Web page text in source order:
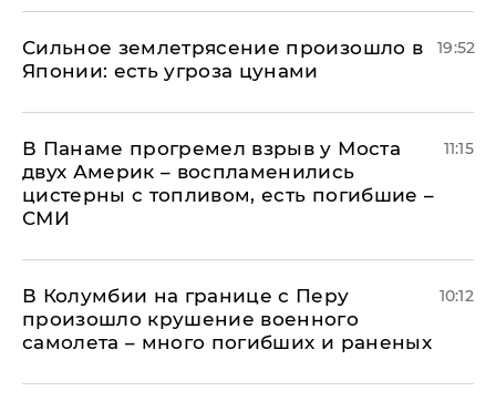
Сильное землетрясение произошло в
Японии: есть угроза цунами
19:52
В Панаме прогремел взрыв у Моста
двух Америк – воспламенились
цистерны с топливом, есть погибшие –
СМИ
11:15
В Колумбии на границе с Перу
произошло крушение военного
самолета – много погибших и раненых
10:12